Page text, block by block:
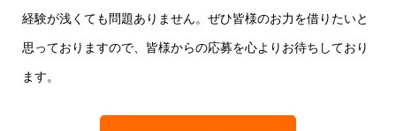
経験が浅くても問題ありません。ぜひ皆様のお力を借りたいと
思っておりますので、皆様からの応募を心よりお待ちしており
ます。